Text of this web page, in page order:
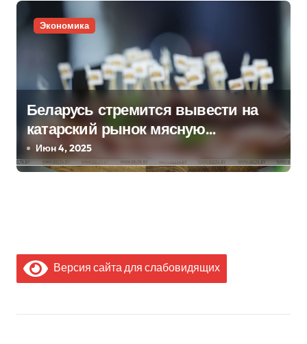
Экономика
Беларусь стремится вывести на
катарский рынок мясную
продукцию
Июн 4, 2025
Версия сайта для слабовидящих